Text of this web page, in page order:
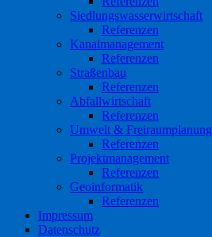
Siedlungswasserwirtschaft
Referenzen
Kanalmanagement
Referenzen
Straßenbau
Referenzen
Abfallwirtschaft
Referenzen
Umwelt & Freiraumplanung
Referenzen
Projektmanagement
Referenzen
Geoinformatik
Referenzen
Impressum
Datenschutz